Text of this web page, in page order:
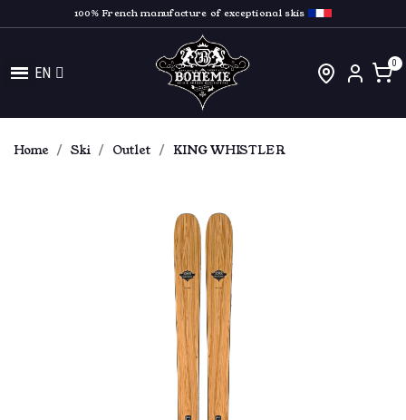
100% French manufacture of exceptional skis
EN
Home Ski Outlet KING WHISTLER